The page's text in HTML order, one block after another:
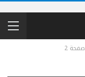
صفحة 2